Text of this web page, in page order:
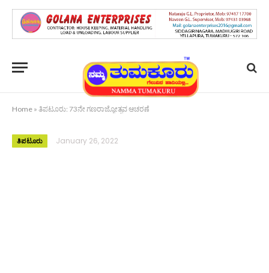
Home » ತಿಪಟೂರು: 73ನೇ ಗಣರಾಜ್ಯೋತ್ಸವ ಆಚರಣೆ
ತಿಪಟೂರು January 26, 2022